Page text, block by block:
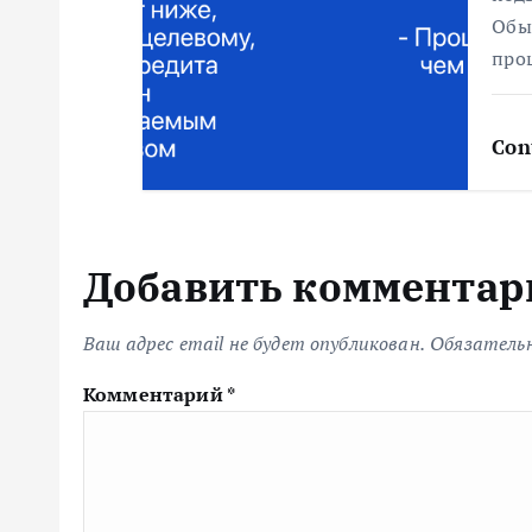
Добавить
Ваш адрес email не будет опубликован.
Комментарий*